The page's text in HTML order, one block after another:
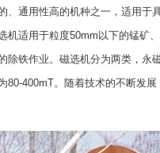
、通用性高的机种之一，适用
机适用于粒度50mm以下的锰矿
除铁作业。磁选机分为两类，
80-400mT。随着技术的不断发